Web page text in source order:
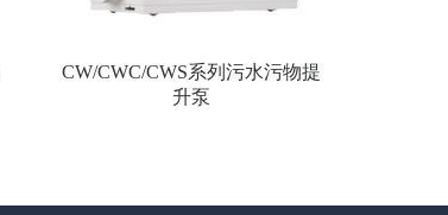
CW/CWC/CWS系列污水污物提
升泵